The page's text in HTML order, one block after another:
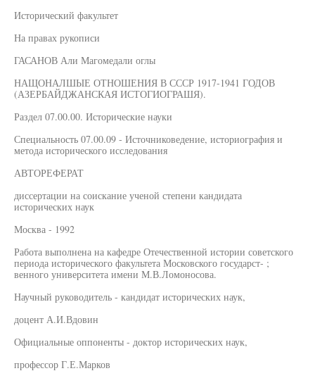
Исторический факультет
На правах рукописи
ГАСАНОВ Али Магомедали оглы
НАЩОНАЛШЫЕ ОТНОШЕНИЯ В СССР 1917-1941 ГОДОВ
(АЗЕРБАЙДЖАНСКАЯ ИСТОГИОГРАШЯ).
Раздел 07.00.00. Исторические науки
Специальность 07.00.09 - Источниковедение, историография и
метода исторического исследования
АВТОРЕФЕРАТ
диссертации на соискание ученой степени кандидата
исторических наук
Москва - 1992
Работа выполнена на кафедре Отечественной истории советского
периода исторического факультета Московского государст- ;
венного университета имени М.В.Ломоносова.
Научный руководитель - кандидат исторических наук,
доцент А.И.Вдовин
Официальные оппоненты - доктор исторических наук,
профессор Г.Е.Марков